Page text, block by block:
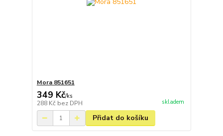
Mora 851651
349 Kč/ks
288 Kč bez DPH skladem
Přidat do košíku